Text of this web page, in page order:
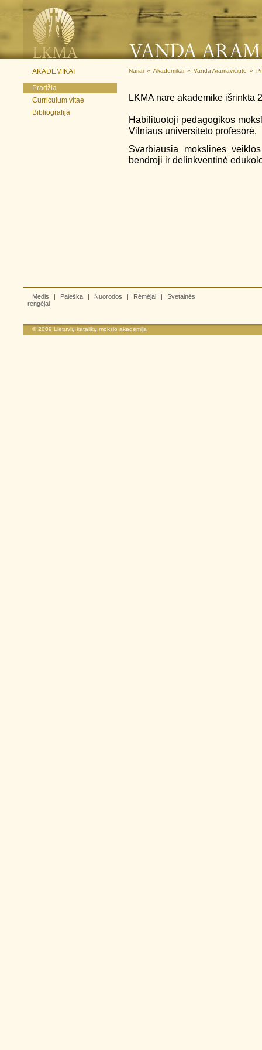
AKADEMIKAI
Pradžia
Curriculum vitae
Bibliografija
Nariai » Akademikai » Vanda Aramavičiūtė »
LKMA nare akademike išrinkta
Habilituotoji pedagogikos
Vilniaus universiteto profesorė.
Svarbiausia mokslinės
bendroji ir delinkventinė
Medis | Paieška | Nuorodos | Rėmėjai |
Svetainės
rengėjai
© 2009 Lietuvių katalikų mokslo akademija